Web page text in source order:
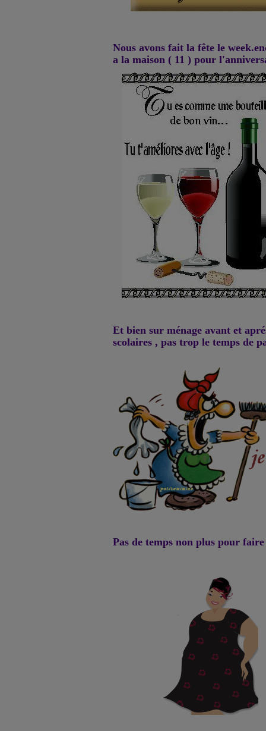
Nous avons fait la fête le
a la maison ( 11 ) pour
Et bien sur ménage avant et
scolaires , pas trop le temps de
Pas de temps non plus pour